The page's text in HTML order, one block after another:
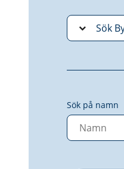
Sök på namn